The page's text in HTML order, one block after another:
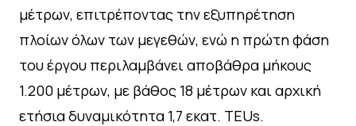
μέτρων, επιτρέποντας την εξυπηρέτηση
πλοίων όλων των μεγεθών, ενώ η πρώτη φάση
του έργου περιλαμβάνει αποβάθρα μήκους
1.200 μέτρων, με βάθος 18 μέτρων και αρχική
ετήσια δυναμικότητα 1,7 εκατ. TEUs.